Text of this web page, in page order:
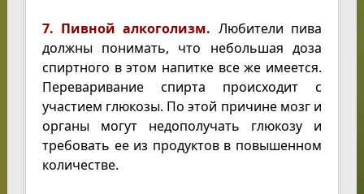
7. Пивной алкоголизм. Любители пива
должны понимать, что небольшая доза
спиртного в этом напитке все же имеется.
Переваривание спирта происходит с
участием глюкозы. По этой причине мозг и
органы могут недополучать глюкозу и
требовать ее из продуктов в повышенном
количестве.